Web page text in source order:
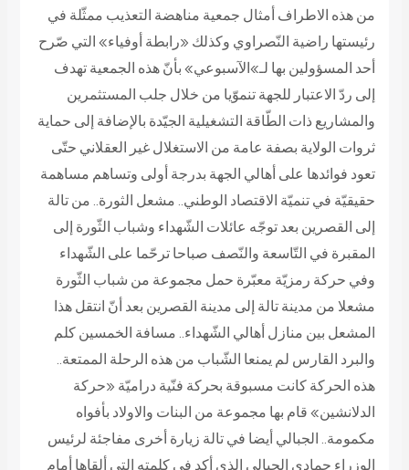
من هذه الاطراف أمثال جمعية مناهضة التعذيب ممثّلة في
رئيستها راضية النّصراوي وكذلك «رابطة أوفياء» التي صّرح
أحد المسؤولين بها لـ»الآسبوعي» بأنّ هذه الجمعية تهدف
إلى ردّ الاعتبار للجهة تنموّيا من خلال جلب المستثمرين
والمشاريع ذات الطّاقة التشغيلية الجيّدة بالإضافة إلى حماية
ثروات الولاية بصفة عامة من الاستغلال غير العقلاني حتّى
تعود فوائدها على أهالي الجهة بدرجة أولى وتساهم مساهمة
حقيقيّة في تنميّة الاقتصاد الوطني.. مشعل الثورة.. من تالة
إلى القصرين بعد توجّه عائلات الشّهداء وشباب الثّورة إلى
المقبرة في التّاسعة والنّصف صباحا ترحّما على الشّهداء
وفي حركة رمزيّة معبّرة حمل مجموعة من شباب الثّورة
مشعلا من مدينة تالة إلى مدينة القصرين بعد أنّ انتقل هذا
المشعل بين منازل أهالي الشّهداء.. مسافة الخمسين كلم
والبرد القارس لم يمنعا الشّباب من هذه الرحلة الممتعة..
هذه الحركة كانت مسبوقة بحركة فنّية دراميّة «حركة
الدلانشين» قام بها مجموعة من البنات والاولاد بأفواه
مكمومة.. الجبالي أيضا في تالة زيارة أخرى مفاجئة لرئيس
الوزراء حمادي الجبالى الذي أكد في كلمته التي ألقاها أمام